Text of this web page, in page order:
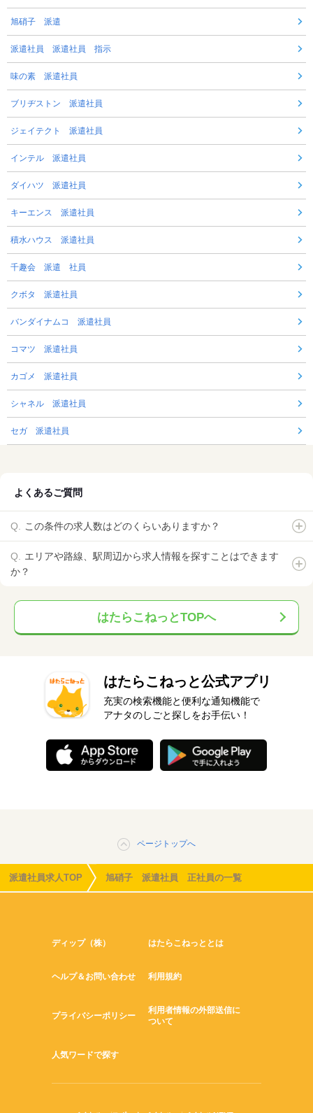
旭硝子 派遣
派遣社員 派遣社員 指示
味の素 派遣社員
ブリヂストン 派遣社員
ジェイテクト 派遣社員
インテル 派遣社員
ダイハツ 派遣社員
キーエンス 派遣社員
積水ハウス 派遣社員
千趣会 派遣 社員
クボタ 派遣社員
バンダイナムコ 派遣社員
コマツ 派遣社員
カゴメ 派遣社員
シャネル 派遣社員
セガ 派遣社員
よくあるご質問
この条件の求人数はどのくらいありますか？
エリアや路線、駅周辺から求人情報を探すことはできます
か？
はたらこねっとTOPへ
はたらこねっと公式アプリ
充実の検索機能と便利な通知機能で
アナタのしごと探しをお手伝い！
ページトップへ
派遣社員求人TOP 旭硝子 派遣社員 正社員の一覧
ディップ（株） はたらこねっととは
ヘルプ＆お問い合わせ 利用規約
プライバシーポリシー
利用者情報の外部送信に
ついて
人気ワードで探す